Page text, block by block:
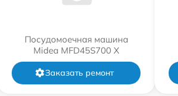
Посудомоечная машина
Midea MFD45S700 X
Заказать ремонт